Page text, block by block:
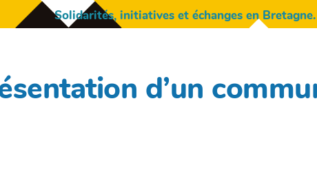
Solidarités, initiatives et échanges en Bretagne.
d’un